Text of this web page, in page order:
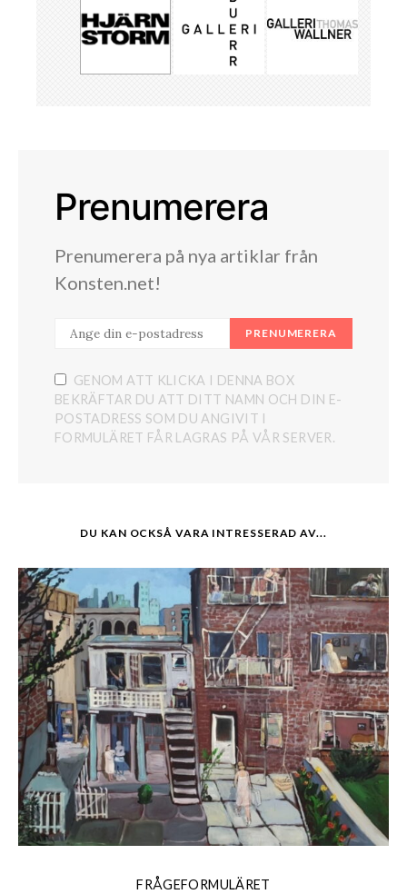
Prenumerera
Prenumerera på nya artiklar från
Konsten.net!
PRENUMERERA
GENOM ATT KLICKA I DENNA BOX
BEKRÄFTAR DU ATT DITT NAMN OCH DIN E-
POSTADRESS SOM DU ANGIVIT I
FORMULÄRET FÅR LAGRAS PÅ VÅR SERVER.
DU KAN OCKSÅ VARA INTRESSERAD AV...
FRÅGEFORMULÄRET